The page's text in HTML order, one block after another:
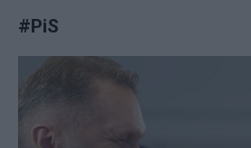
#PiS